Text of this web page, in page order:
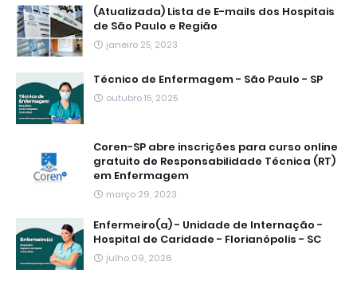
(Atualizada) Lista de E-mails dos Hospitais
de São Paulo e Região
janeiro 25, 2023
Técnico de Enfermagem - São Paulo - SP
outubro 15, 2025
Coren-SP abre inscrições para curso online
gratuito de Responsabilidade Técnica (RT)
em Enfermagem
março 29, 2023
Enfermeiro(a) - Unidade de Internação -
Hospital de Caridade - Florianópolis - SC
julho 09, 2026